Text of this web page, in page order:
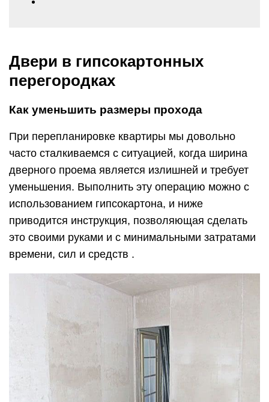
Двери в гипсокартонных
перегородках
Как уменьшить размеры прохода
При перепланировке квартиры мы довольно
часто сталкиваемся с ситуацией, когда ширина
дверного проема является излишней и требует
уменьшения. Выполнить эту операцию можно с
использованием гипсокартона, и ниже
приводится инструкция, позволяющая сделать
это своими руками и с минимальными затратами
времени, сил и средств .